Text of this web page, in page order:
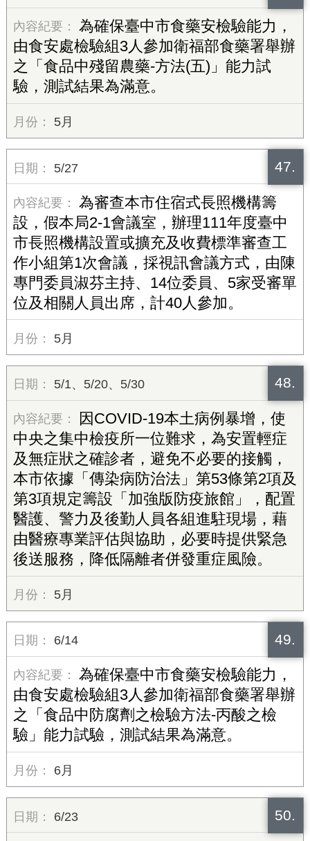
為確保臺中市食藥安檢驗能力，
由食安處檢驗組3人參加衛福部食藥署舉辦
之「食品中殘留農藥-方法(五)」能力試
驗，測試結果為滿意。
5月
47.
5/27
為審查本市住宿式長照機構籌
設，假本局2-1會議室，辦理111年度臺中
市長照機構設置或擴充及收費標準審查工
作小組第1次會議，採視訊會議方式，由陳
專門委員淑芬主持、14位委員、5家受審單
位及相關人員出席，計40人參加。
5月
48.
5/1、5/20、5/30
因COVID-19本土病例暴增，使
中央之集中檢疫所一位難求，為安置輕症
及無症狀之確診者，避免不必要的接觸，
本市依據「傳染病防治法」第53條第2項及
第3項規定籌設「加強版防疫旅館」，配置
醫護、警力及後勤人員各組進駐現場，藉
由醫療專業評估與協助，必要時提供緊急
後送服務，降低隔離者併發重症風險。
5月
49.
6/14
為確保臺中市食藥安檢驗能力，
由食安處檢驗組3人參加衛福部食藥署舉辦
之「食品中防腐劑之檢驗方法-丙酸之檢
驗」能力試驗，測試結果為滿意。
6月
50.
6/23